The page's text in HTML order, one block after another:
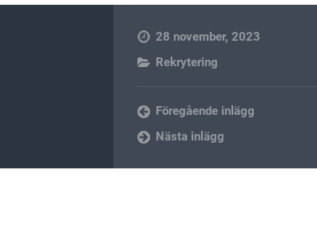
28 november, 2023
Rekrytering
Föregående inlägg
Nästa inlägg